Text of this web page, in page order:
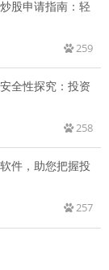
股申请指南：轻
259
全性探究：投资
258
件，助您把握投
257